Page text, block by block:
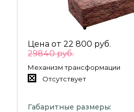
Цена от 22 800 руб.
29840 руб.
Механизм трансформации
Отсутствует
Габаритные размеры: